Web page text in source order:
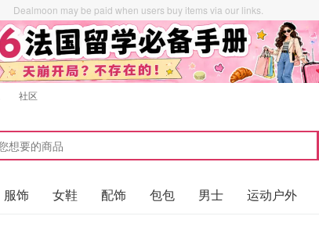
Dealmoon may be paid when users buy items via our links.
社区
服饰 女鞋 配饰 包包 男士 运动户外